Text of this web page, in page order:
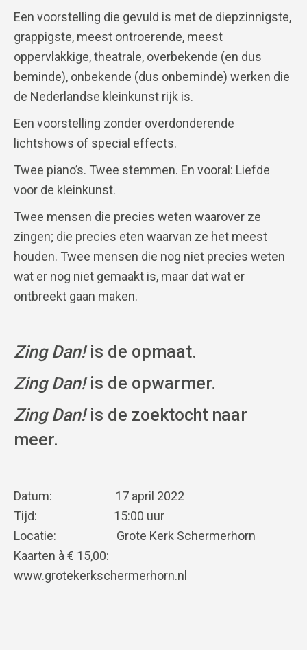
Een voorstelling die gevuld is met de diepzinnigste,
grappigste, meest ontroerende, meest
oppervlakkige, theatrale, overbekende (en dus
beminde), onbekende (dus onbeminde) werken die
de Nederlandse kleinkunst rijk is.
Een voorstelling zonder overdonderende
lichtshows of special effects.
Twee piano’s. Twee stemmen. En vooral: Liefde
voor de kleinkunst.
Twee mensen die precies weten waarover ze
zingen; die precies eten waarvan ze het meest
houden. Twee mensen die nog niet precies weten
wat er nog niet gemaakt is, maar dat wat er
ontbreekt gaan maken.
Zing Dan!is de opmaat.
Zing Dan!is de opwarmer.
Zing Dan!is de zoektocht naar
meer.
Datum: 17 april 2022
Tijd: 15:00 uur
Locatie: Grote Kerk Schermerhorn
Kaarten à € 15,00:
www.grotekerkschermerhorn.nl